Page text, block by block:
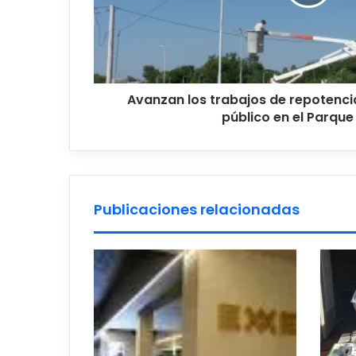
público
en
Parque
Lineal
Avanzan los trabajos de
público en el
Publicaciones relacionadas